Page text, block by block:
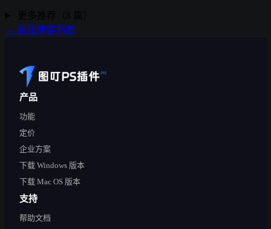
← 返回博客列表
产品
功能
定价
企业方案
下载 Windows 版本
下载 Mac OS 版本
支持
帮助文档